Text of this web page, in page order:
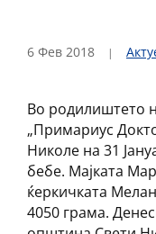
6 Фев 2018
Во родилиштето
„Примариус
Николе на 31
бебе. Мајката
ќеркичката
4050 грама.